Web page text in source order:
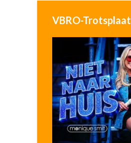
VBRO-Trotsplaat